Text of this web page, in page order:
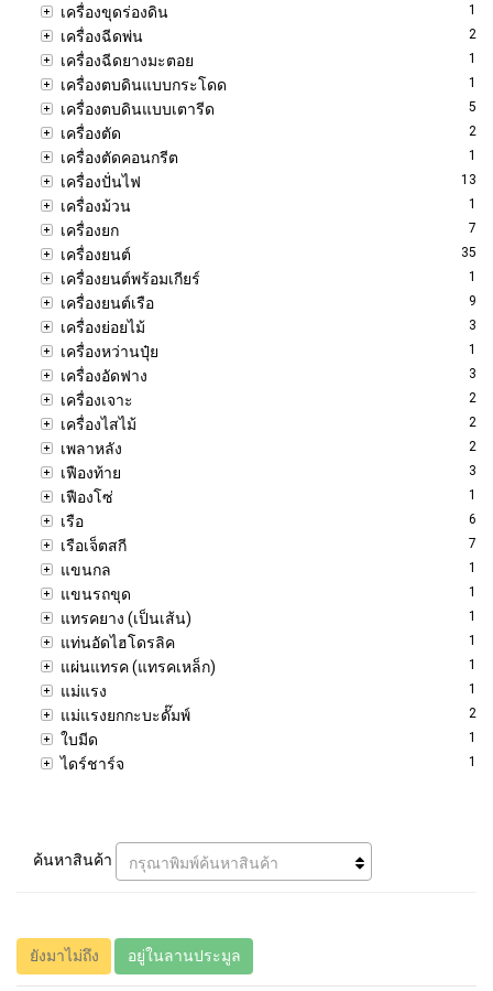
เครื่องขุดร่องดิน 1
เครื่องฉีดพ่น 2
เครื่องฉีดยางมะตอย 1
เครื่องตบดินแบบกระโดด 1
เครื่องตบดินแบบเตารีด 5
เครื่องตัด 2
เครื่องตัดคอนกรีต 1
เครื่องปั่นไฟ 13
เครื่องม้วน 1
เครื่องยก 7
เครื่องยนต์ 35
เครื่องยนต์พร้อมเกียร์ 1
เครื่องยนต์เรือ 9
เครื่องย่อยไม้ 3
เครื่องหว่านปุ๋ย 1
เครื่องอัดฟาง 3
เครื่องเจาะ 2
เครื่องไสไม้ 2
เพลาหลัง 2
เฟืองท้าย 3
เฟืองโซ่ 1
เรือ 6
เรือเจ็ตสกี 7
แขนกล 1
แขนรถขุด 1
แทรคยาง (เป็นเส้น) 1
แท่นอัดไฮโดรลิค 1
แผ่นแทรค (แทรคเหล็ก) 1
แม่แรง 1
แม่แรงยกกะบะดั๊มพ์ 2
ใบมีด 1
ไดร์ชาร์จ 1
ค้นหาสินค้า กรุณาพิมพ์ค้นหาสินค้า
ยังมาไม่ถึง อยู่ในลานประมูล